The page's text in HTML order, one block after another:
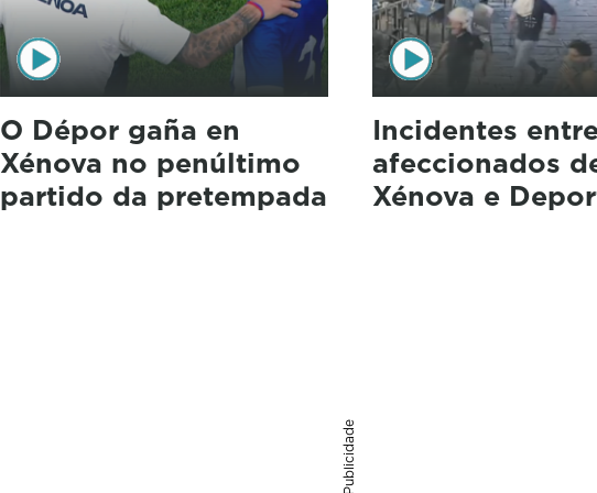
O Dépor gaña en
Xénova no penúltimo
partido da pretempada
Incidentes
afeccionados
Xénova e
Publicidade